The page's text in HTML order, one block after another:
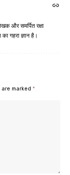
और समर्पित रक्षा
गहरा ज्ञान है।
marked *